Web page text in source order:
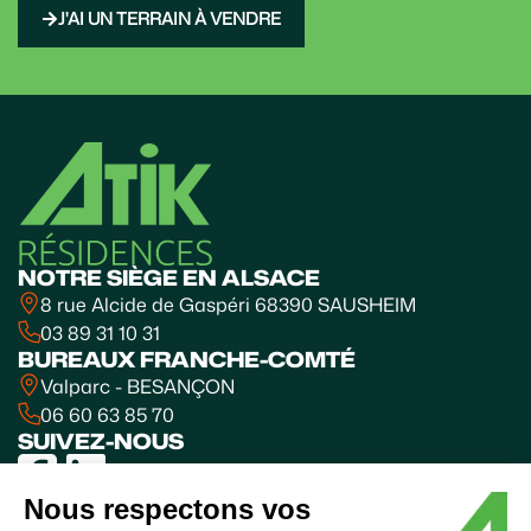
Nous respectons vos
J'AI UN TERRAIN À VENDRE
NOTRE SIÈGE EN ALSACE
8 rue Alcide de Gaspéri 68390 SAUSHEIM
03 89 31 10 31
BUREAUX FRANCHE-COMTÉ
Valparc - BESANÇON
06 60 63 85 70
SUIVEZ-NOUS